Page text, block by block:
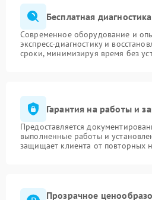
Бесплатная
Современное оборудование и
экспресс-диагностику и
сроки, минимизируя время без
Гарантия на работы и
Предоставляется
выполненные работы и
защищает клиента от повторных
Прозрачное